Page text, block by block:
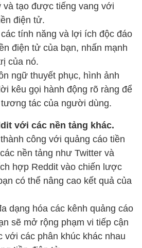
và tạo được tiếng vang với
điện tử.
tính năng và lợi ích độc đáo
điện tử của bạn, nhấn mạnh
của nó.
ngữ thuyết phục, hình ảnh
kêu gọi hành động rõ ràng để
tác của người dùng.
với các nền tảng khác.
công với quảng cáo tiền
nền tảng như Twitter và
hợp Reddit vào chiến lược
có thể nâng cao kết quả của
dạng hóa các kênh quảng cáo
sẽ mở rộng phạm vi tiếp cận
với các phân khúc khác nhau